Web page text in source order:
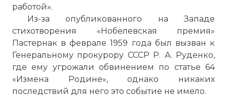
работой».
Из-за опубликованного на Западе
стихотворения «Нобелевская премия»
Пастернак в феврале 1959 года был вызван к
Генеральному прокурору СССР Р. А. Руденко,
где ему угрожали обвинением по статье 64
«Измена Родине», однако никаких
последствий для него это событие не имело.